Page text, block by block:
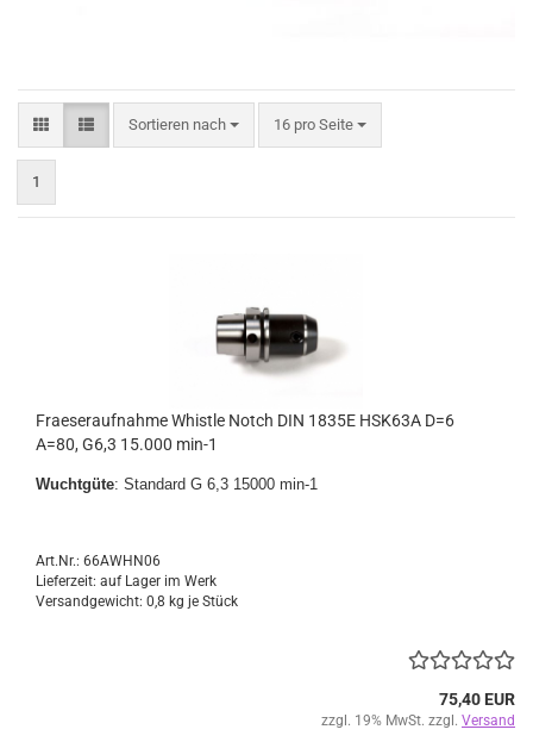
Sortieren nach
Sortieren nach 16 pro Seite
pro Seite
1
Fraeseraufnahme Whistle Notch DIN 1835E HSK63A D=6
A=80, G6,3 15.000 min-1
Wuchtgüte: Standard G 6,3 15000 min-1
Art.Nr.: 66AWHN06
Lieferzeit: auf Lager im Werk
Versandgewicht: 0,8 kg je Stück
75,40 EUR
zzgl. 19% MwSt. zzgl. Versand